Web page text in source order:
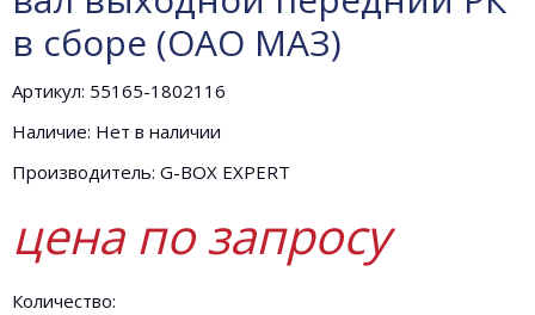
в сборе (ОАО МАЗ)
Артикул: 55165-1802116
Наличие: Нет в наличии
Производитель: G-BOX EXPERT
цена по запросу
Количество: